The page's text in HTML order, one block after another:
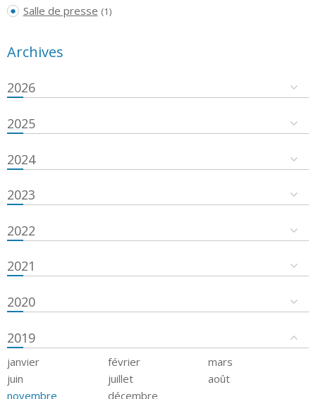
Salle de presse (1)
Archives
2026
2025
2024
2023
2022
2021
2020
2019
janvier février
mars
juin
juillet
août
novembre
décembre